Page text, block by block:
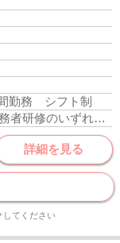
勤務 シフト制
介護福祉士、初任者研修、実務者研修のいずれかの資格をお持ちの方
詳細を見る
してください